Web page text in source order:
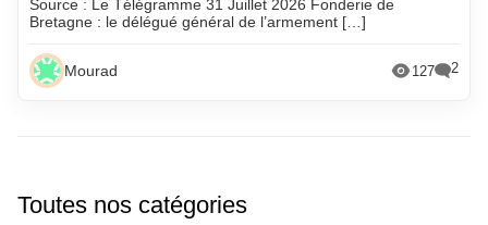
Source : Le Télégramme 31 Juillet 2026 Fonderie de
Bretagne : le délégué général de l’armement […]
Mourad 127 2
Toutes nos catégories